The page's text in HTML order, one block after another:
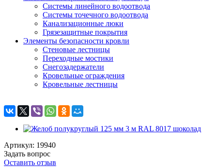
Системы линейного водоотвода
Системы точечного водоотвода
Канализационные люки
Грязезащитные покрытия
Элементы безопасности кровли
Стеновые лестницы
Переходные мостики
Снегозадержатели
Кровельные ограждения
Кровельные лестницы
Артикул: 19940
Задать вопрос
Оставить отзыв